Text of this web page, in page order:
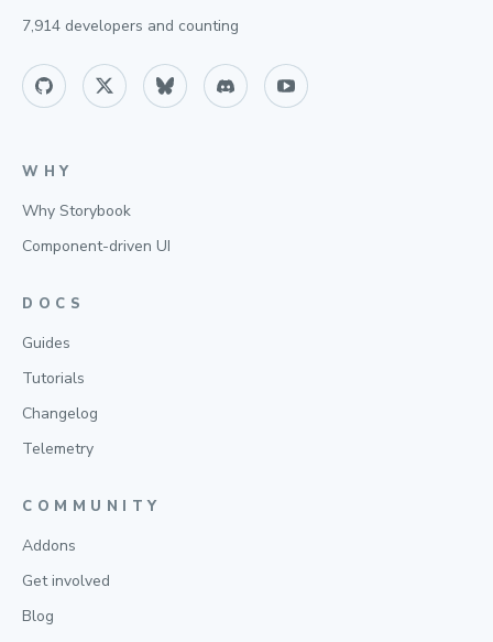
7,914 developers and counting
WHY
Why Storybook
Component-driven UI
DOCS
Guides
Tutorials
Changelog
Telemetry
COMMUNITY
Addons
Get involved
Blog